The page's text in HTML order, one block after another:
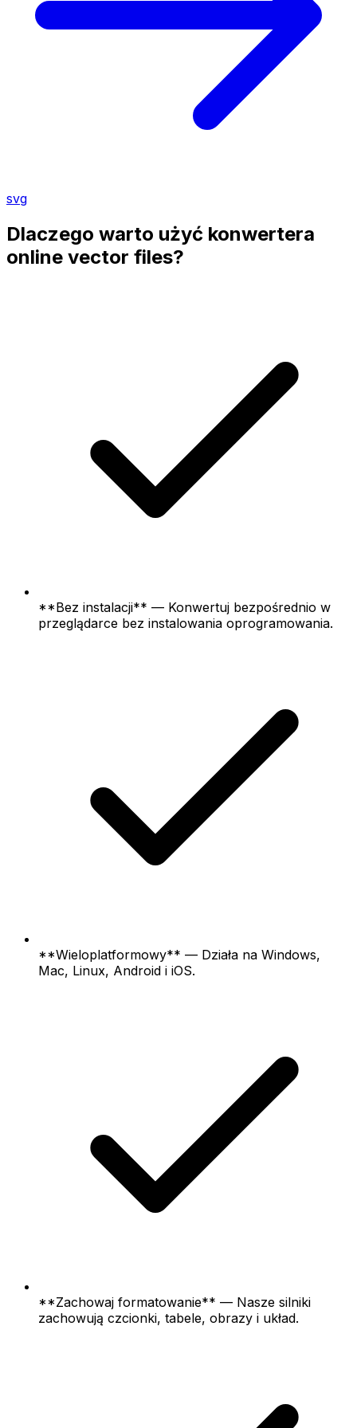
svg
Dlaczego warto użyć konwertera
online vector files?
**Bez instalacji** — Konwertuj bezpośrednio w
przeglądarce bez instalowania oprogramowania.
**Wieloplatformowy** — Działa na Windows,
Mac, Linux, Android i iOS.
**Zachowaj formatowanie** — Nasze silniki
zachowują czcionki, tabele, obrazy i układ.